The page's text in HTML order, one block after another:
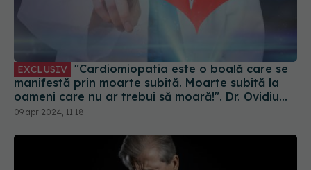
EXCLUSIV
manifestă prin moarte subită. Moarte subită la
oameni care nu ar trebui să moară!". Dr. Ovidiu
Chioncel: Ce înseamnă scump când salvezi viața
09 apr 2024, 11:18